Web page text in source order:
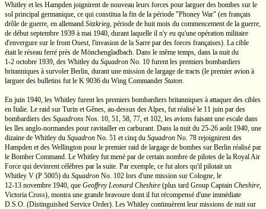
Whitley et les Hampden joignirent de nouveau leurs forces pour larguer des bombes sur le
sol principal germanique, ce qui constitua la fin de la période "Phoney War" (en français
drôle de guerre, en allemand Sitzkrieg, période de huit mois du commencement de la guerre,
de début septembre 1939 à mai 1940, durant laquelle il n'y eu qu'une opération militaire
d'envergure sur le front Ouest, l'invasion de la Sarre par des forces françaises). La cible
était le réseau ferré près de Mönchengladbach. Dans le même temps, dans la nuit du
1-2 octobre 1939, des Whitley du Squadron No. 10 furent les premiers bombardiers
britanniques à survoler Berlin, durant une mission de largage de tracts (le premier avion à
larguer des bulletins fut le K 9036 du Wing Commander Staton.
En juin 1940, les Whitley furent les premiers bombardiers britanniques à attaquer des cibles
en Italie. Le raid sur Turin et Gênes, au-dessus des Alpes, fut réalisé le 11 juin par des
bombardiers des Squadrons Nos. 10, 51, 58, 77, et 102, les avions faisant une escale dans
les îles anglo-normandes pour ravitailler en carburant. Dans la nuit du 25-26 août 1940, une
dizaine de Whitley du Squadron No. 51 et cinq du Squadron No. 78 rejoignirent des
Hampden et des Wellington pour le premier raid de largage de bombes sur Berlin réalisé par
le Bomber Command. Le Whitley fut mené par de certain nombre de pilotes de la Royal Air
Force qui devinrent célèbres par la suite. Par exemple, ce fut alors qu'il pilotait un
Whitley V (P 5005) du Squadron No. 102 lors d'une mission sur Cologne, le
12-13 novembre 1940, que Geoffrey Leonard Cheshire (plus tard Group Captain Cheshire,
Victoria Cross), montra une grande bravoure dont il fut récompensé d'une immédiate
D.S.O. (Distinguished Service Order). Les Whitley continuèrent leur missions de nuit sur